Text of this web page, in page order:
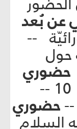
عن بُعد
--
حول
حضوري
الصرخة العاشورائيّة -- 10 --
حضوري
السلام